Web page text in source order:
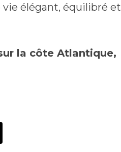
vie élégant, équilibré et
la côte Atlantique,